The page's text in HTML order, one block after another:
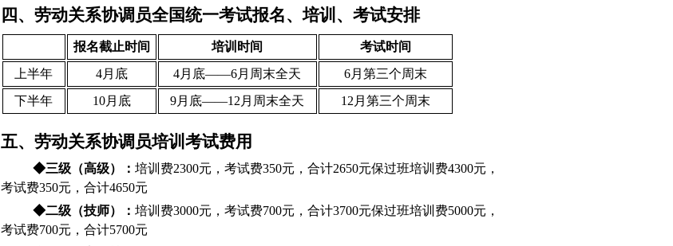
四、劳动关系协调员全国统一考试报名、培训、考试安排
报名截止时间 培训时间
考试时间
上半年
4月底 4月底——6月周末全天
6月第三个周末
下半年
10月底 9月底——12月周末全天 12月第三个周末
五、劳动关系协调员培训考试费用
◆三级（高级）： 培训费2300元，考试费350元，合计2650元保过班培训费4300元，
考试费350元，合计4650元
◆二级（技师）： 培训费3000元，考试费700元，合计3700元保过班培训费5000元，
考试费700元，合计5700元